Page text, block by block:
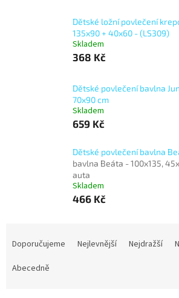
Dětské ložní povlečení
135x90 + 40x60 - (LS309)
Skladem
368 Kč
Dětské povlečení bavlna
70x90 cm
Skladem
659 Kč
Dětské povlečení bavlna
bavlna Beáta - 100x135,
auta
Skladem
466 Kč
Doporučujeme Nejlevnější Nejdražší
Abecedně